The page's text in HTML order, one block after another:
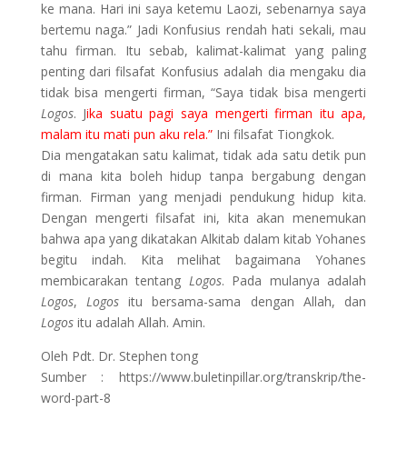
ke mana. Hari ini saya ketemu Laozi, sebenarnya saya
bertemu naga.” Jadi Konfusius rendah hati sekali, mau
tahu firman. Itu sebab, kalimat-kalimat yang paling
penting dari filsafat Konfusius adalah dia mengaku dia
tidak bisa mengerti firman, “Saya tidak bisa mengerti
Logos. Jika suatu pagi saya mengerti firman itu apa,
malam itu mati pun aku rela.”Ini filsafat Tiongkok.
Dia mengatakan satu kalimat, tidak ada satu detik pun
di mana kita boleh hidup tanpa bergabung dengan
firman. Firman yang menjadi pendukung hidup kita.
Dengan mengerti filsafat ini, kita akan menemukan
bahwa apa yang dikatakan Alkitab dalam kitab Yohanes
begitu indah. Kita melihat bagaimana Yohanes
membicarakan tentang Logos. Pada mulanya adalah
Logos,Logos itu bersama-sama dengan Allah, dan
Logositu adalah Allah. Amin.
Oleh Pdt. Dr. Stephen tong
Sumber : https://www.buletinpillar.org/transkrip/the-
word-part-8